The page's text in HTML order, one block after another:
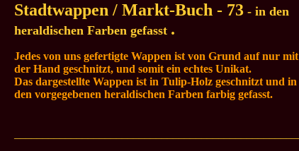
Stadtwappen / Markt-Buch - 73 - in den
heraldischen Farben gefasst .
Jedes von uns gefertigte Wappen ist von Grund auf nur mit
der Hand geschnitzt, und somit ein echtes Unikat.
Das dargestellte Wappen ist in Tulip-Holz geschnitzt und in
den vorgegebenen heraldischen Farben farbig gefasst.